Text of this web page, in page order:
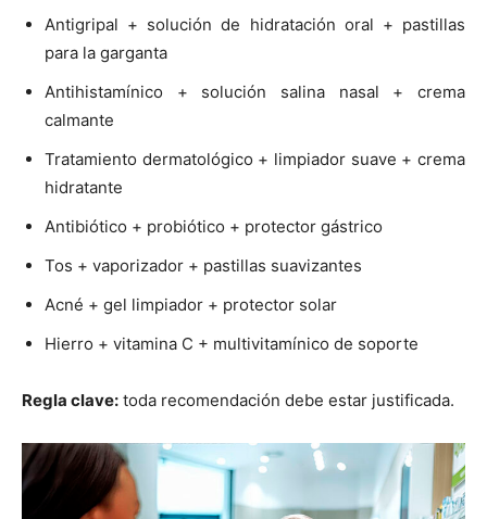
Antigripal + solución de hidratación oral + pastillas
para la garganta
Antihistamínico + solución salina nasal + crema
calmante
Tratamiento dermatológico + limpiador suave + crema
hidratante
Antibiótico + probiótico + protector gástrico
Tos + vaporizador + pastillas suavizantes
Acné + gel limpiador + protector solar
Hierro + vitamina C + multivitamínico de soporte
Regla clave: toda recomendación debe estar justificada.